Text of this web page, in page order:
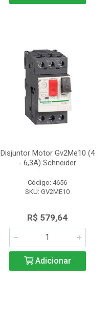
Disjuntor Motor Gv2Me10 (4
- 6,3A) Schneider
Código: 4656
SKU: GV2ME10
R$ 579,64
Adicionar